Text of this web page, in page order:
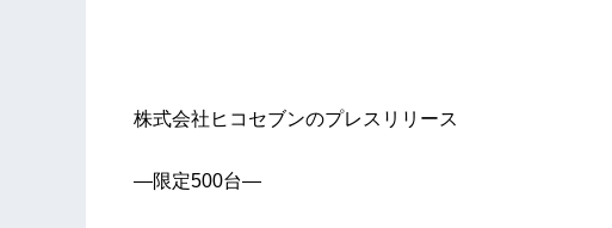
株式会社ヒコセブンのプレスリリース
―限定500台―